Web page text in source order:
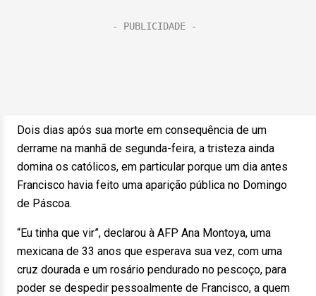
Dois dias após sua morte em consequência de um
derrame na manhã de segunda-feira, a tristeza ainda
domina os católicos, em particular porque um dia antes
Francisco havia feito uma aparição pública no Domingo
de Páscoa.
“Eu tinha que vir”, declarou à AFP Ana Montoya, uma
mexicana de 33 anos que esperava sua vez, com uma
cruz dourada e um rosário pendurado no pescoço, para
poder se despedir pessoalmente de Francisco, a quem